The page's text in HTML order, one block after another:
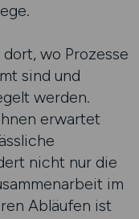
wo Prozesse
sind und
werden.
erwartet
nicht nur die
im
Abläufen ist